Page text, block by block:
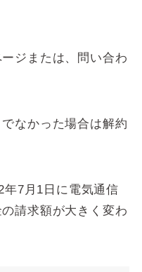
ジまたは、問い合わ
なかった場合は解約
年7月1日に電気通信
請求額が大きく変わ